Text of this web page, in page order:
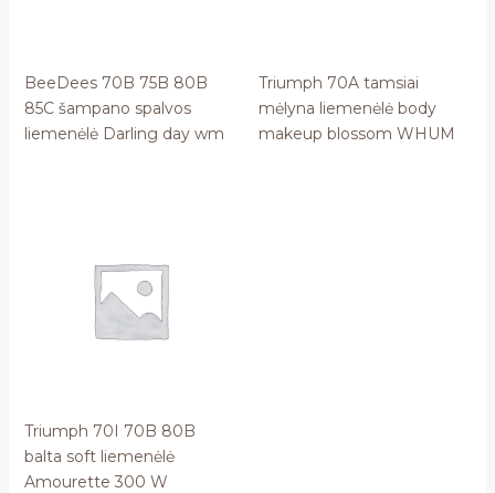
BeeDees 70B 75B 80B
85C šampano spalvos
liemenėlė Darling day wm
Triumph 70A tamsiai
mėlyna liemenėlė body
makeup blossom WHUM
Triumph 70I 70B 80B
balta soft liemenėlė
Amourette 300 W